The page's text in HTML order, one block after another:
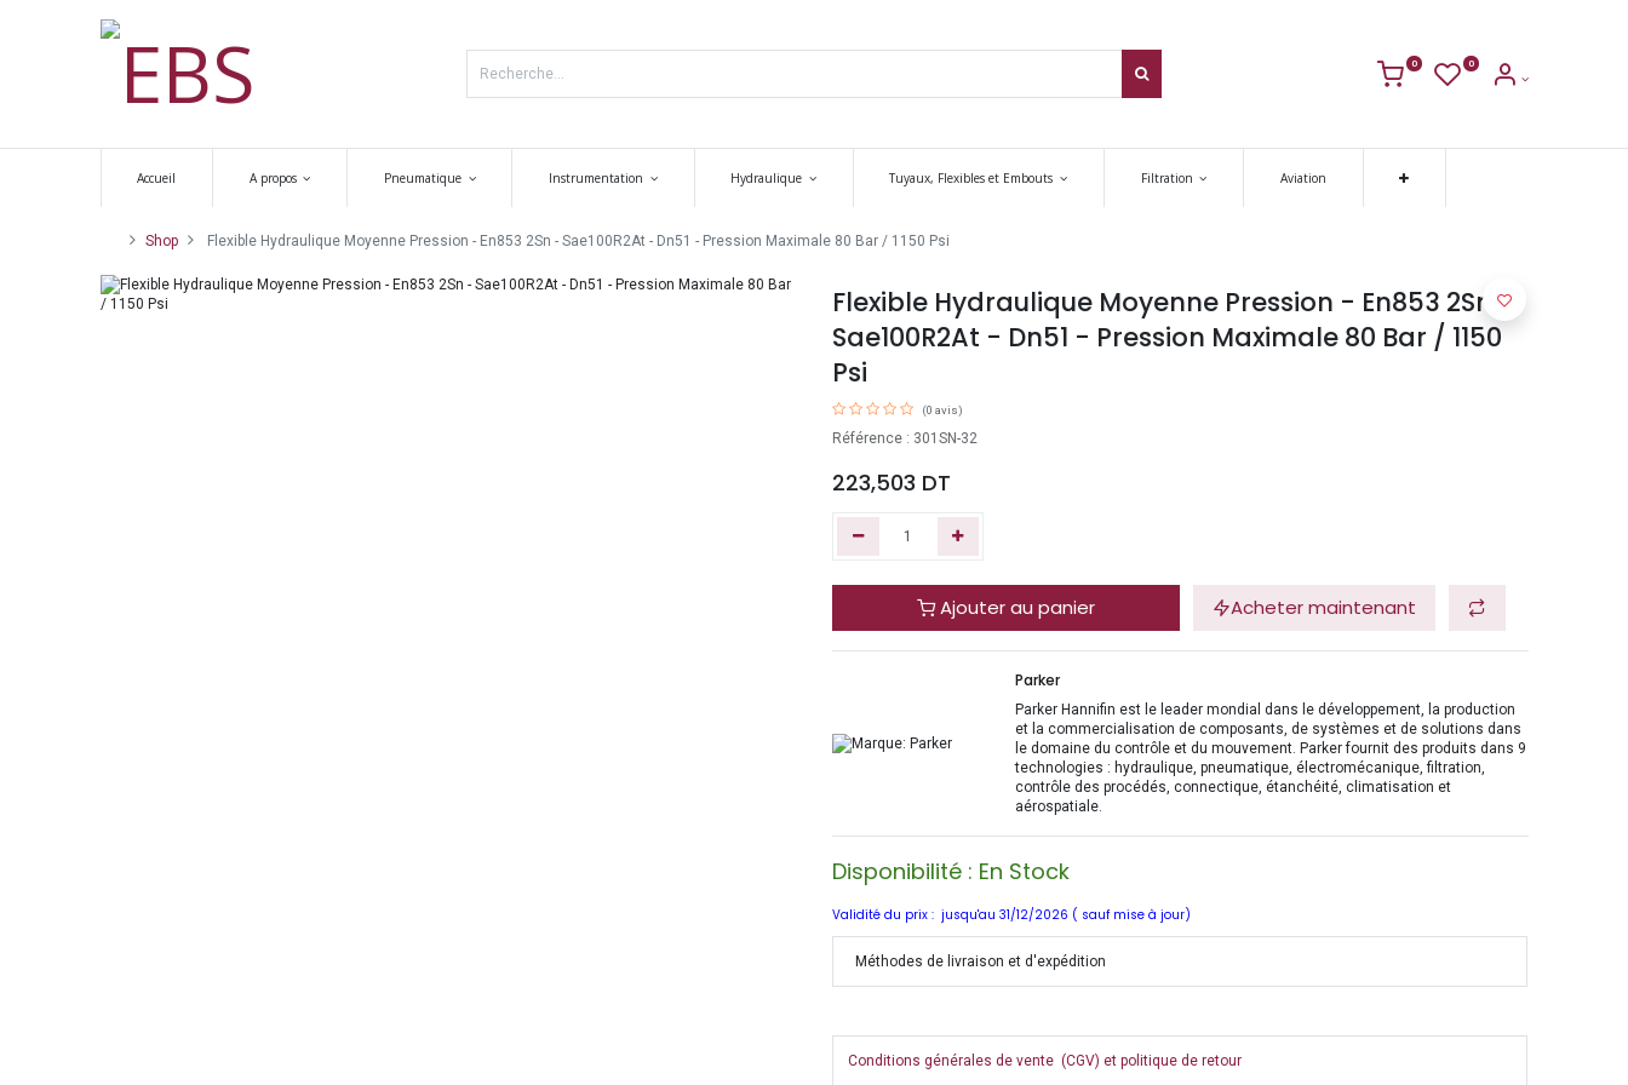
0 0
Accueil A propos Pneumatique Instrumentation Hydraulique Tuyaux, Flexibles et Embouts Filtration Aviation
Shop Flexible Hydraulique Moyenne Pression - En853 2Sn - Sae100R2At - Dn51 - Pression Maximale 80 Bar / 1150 Psi
Flexible Hydraulique Moyenne Pression - En853 2Sn -
Sae100R2At - Dn51 - Pression Maximale 80 Bar / 1150
Psi
(0 avis)
Référence : 301SN-32
223,503 DT
Ajouter au panier Acheter maintenant
Parker
Parker Hannifin est le leader mondial dans le développement, la production
et la commercialisation de composants, de systèmes et de solutions dans
le domaine du contrôle et du mouvement. Parker fournit des produits dans 9
technologies : hydraulique, pneumatique, électromécanique, filtration,
contrôle des procédés, connectique, étanchéité, climatisation et
aérospatiale.
Disponibilité : En Stock
Validité du prix : jusqu'au 31/12/2026 ( sauf mise à jour)
Méthodes de livraison et d'expédition
Conditions générales de vente (CGV) et politique de retour